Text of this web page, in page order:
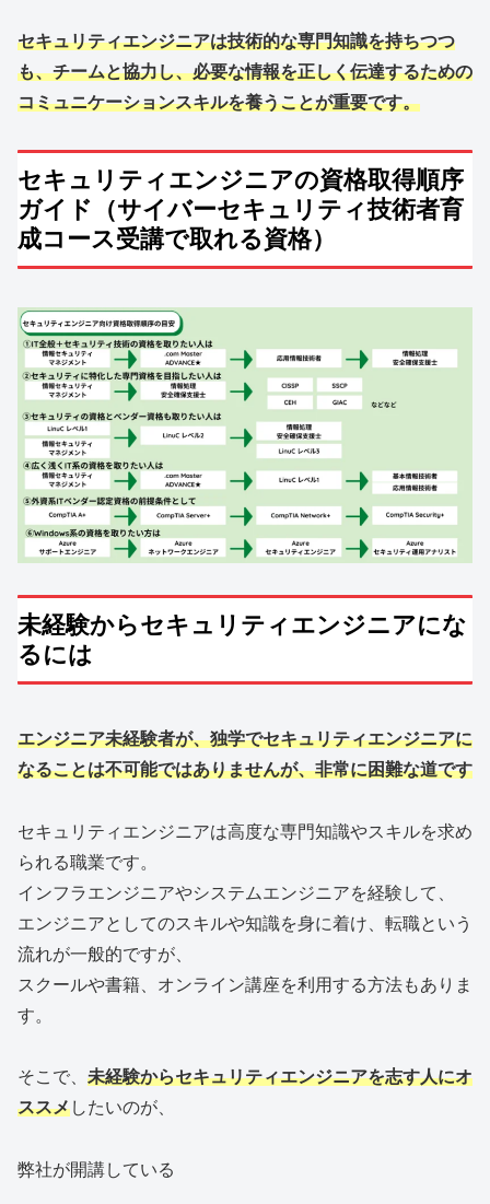
セキュリティエンジニアは技術的な専門知識を持ちつつ
も、チームと協力し、必要な情報を正しく伝達するための
コミュニケーションスキルを養うことが重要です。
セキュリティエンジニアの資格取得順序
ガイド（サイバーセキュリティ技術者育
成コース受講で取れる資格）
未経験からセキュリティエンジニアにな
るには
エンジニア未経験者が、独学でセキュリティエンジニアに
なることは不可能ではありませんが、非常に困難な道です
セキュリティエンジニアは高度な専門知識やスキルを求め
られる職業です。
インフラエンジニアやシステムエンジニアを経験して、
エンジニアとしてのスキルや知識を身に着け、転職という
流れが一般的ですが、
スクールや書籍、オンライン講座を利用する方法もありま
す。
そこで、 未経験からセキュリティエンジニアを志す人にオ
ススメしたいのが、
弊社が開講している